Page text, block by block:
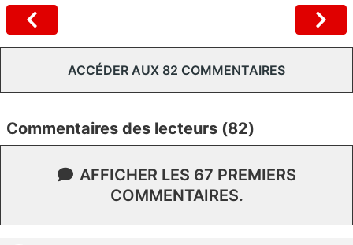
ACCÉDER AUX 82 COMMENTAIRES
Commentaires des lecteurs (82)
AFFICHER LES 67 PREMIERS
COMMENTAIRES.